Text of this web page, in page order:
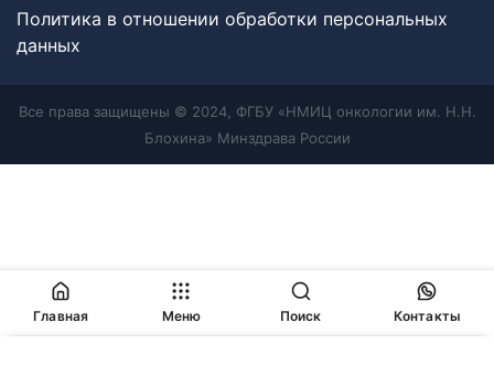
Политика в отношении обработки персональных
данных
Все права защищены © 2024, ФГБУ «НМИЦ онкологии им. Н.Н.
Блохина» Минздрава России
Главная Меню Поиск Контакты